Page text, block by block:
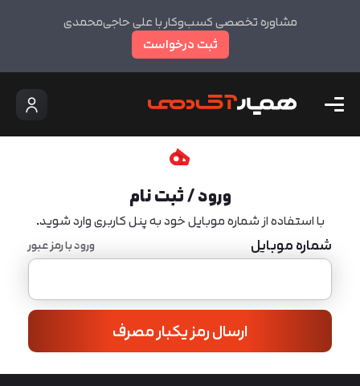
مشاوره تخصصی کسب‌وکار با علی حاجی‌محمدی
ثبت درخواست
ورود / ثبت نام
با استفاده از شماره موبایل خود به پنل کاربری وارد شوید.
شماره موبایل ورود با رمز عبور
ارسال رمز یکبار مصرف